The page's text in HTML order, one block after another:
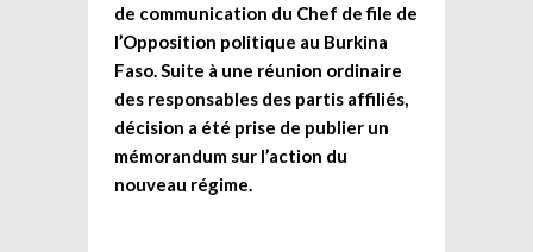
de communication du Chef de file de
l’Opposition politique au Burkina
Faso. Suite à une réunion ordinaire
des responsables des partis affiliés,
décision a été prise de publier un
mémorandum sur l’action du
nouveau régime.